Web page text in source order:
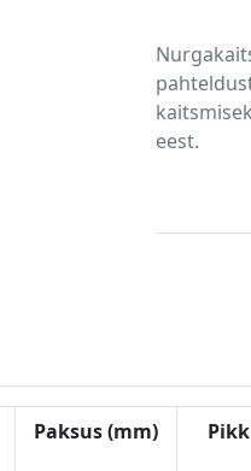
eest.
Paksus (mm)